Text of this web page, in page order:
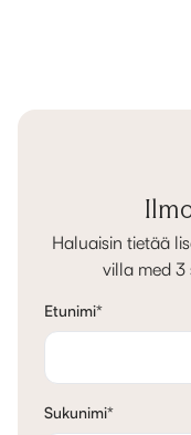
Haluaisin tietää
villa med 3
Etunimi*
Sukunimi*